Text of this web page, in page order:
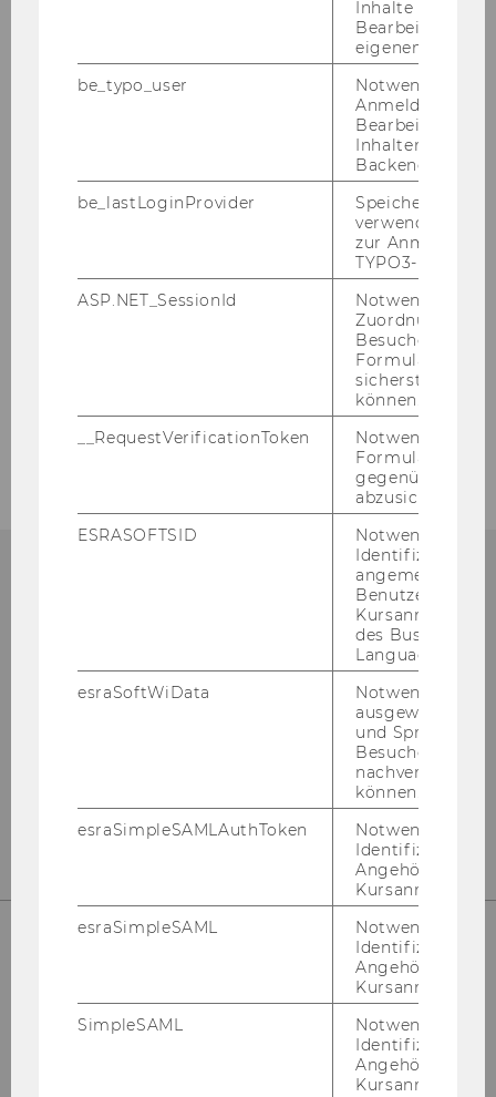
Übersicht
Neue Datenbanken & Testzugänge
A-Z Liste der Datenbanken
Bibliotheksinformation
(Fragen zur Recherche)
Gebäude LC - Bibliothekszentrum - Ebene
E-Mail:bibliothek@wu.ac.at
Bibliotheksempfang
(Entlehnung,
Inhalte oder zur
Bearbeitung des
eigenen Profils.
be_typo_user
Notwendig für
Anmeldung und
Bearbeitung von
Inhalten im
Backend.
be_lastLoginProvider
Speichert die
verwendete
zur Anmeldung
TYPO3-Backend.
ASP.NET_SessionId
Notwendig, um
Zuordnung von
Besucher zu
sicherstellen zu
können.
__RequestVerificationToken
Notwendig, um
gegenüber
abzusichern.
ESRASOFTSID
Notwendig zur
Identifizierung
angemeldeten
Benutzers im
des Business
Language
esraSoftWiData
Notwendig um
ausgewählte
und
Besuchers
nachverfolgen
können.
esraSimpleSAMLAuthToken
Notwendig zur
Identifizierung
Angehörige/r für
Kursanmeldung.
esraSimpleSAML
Notwendig zur
Identifizierung
Angehörige/r für
Kursanmeldung.
SimpleSAML
Notwendig zur
Identifizierung
Angehörige/r für
Kursanmeldung.